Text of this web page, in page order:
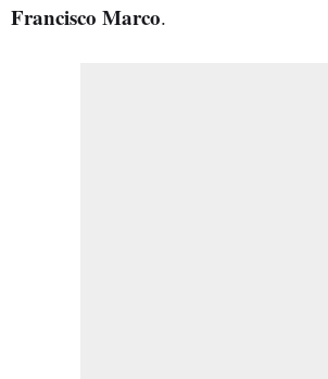
Francisco Marco.